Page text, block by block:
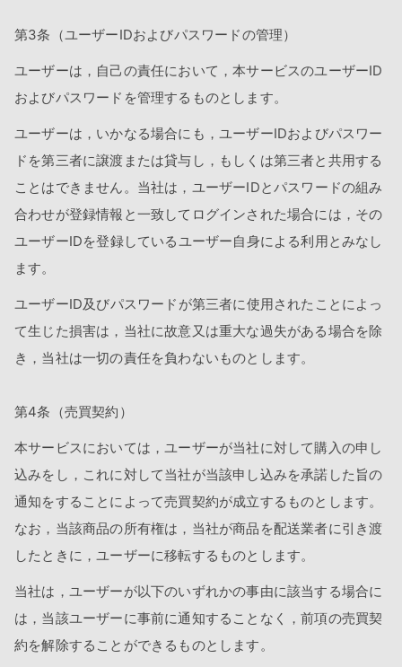
第3条（ユーザーIDおよびパスワードの管理）
ユーザーは，自己の責任において，本サービスのユーザーID
およびパスワードを管理するものとします。
ユーザーは，いかなる場合にも，ユーザーIDおよびパスワー
ドを第三者に譲渡または貸与し，もしくは第三者と共用する
ことはできません。当社は，ユーザーIDとパスワードの組み
合わせが登録情報と一致してログインされた場合には，その
ユーザーIDを登録しているユーザー自身による利用とみなし
ます。
ユーザーID及びパスワードが第三者に使用されたことによっ
て生じた損害は，当社に故意又は重大な過失がある場合を除
き，当社は一切の責任を負わないものとします。
第4条（売買契約）
本サービスにおいては，ユーザーが当社に対して購入の申し
込みをし，これに対して当社が当該申し込みを承諾した旨の
通知をすることによって売買契約が成立するものとします。
なお，当該商品の所有権は，当社が商品を配送業者に引き渡
したときに，ユーザーに移転するものとします。
当社は，ユーザーが以下のいずれかの事由に該当する場合に
は，当該ユーザーに事前に通知することなく，前項の売買契
約を解除することができるものとします。